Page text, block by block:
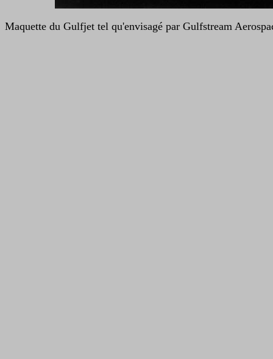
Maquette du Gulfjet tel qu'envisagé par Gulfstream